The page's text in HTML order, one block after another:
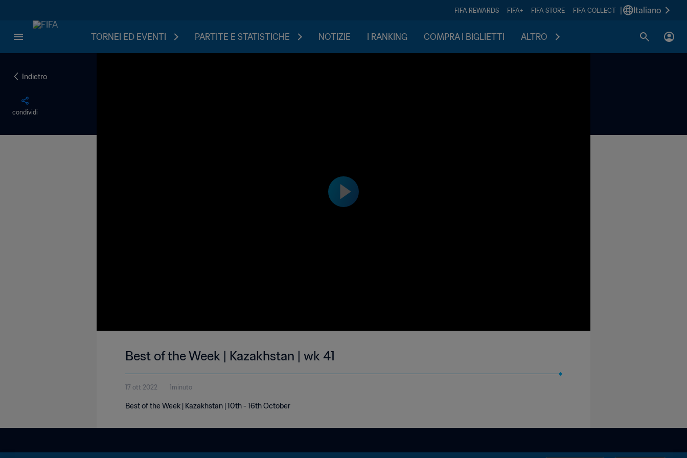
FIFA REWARDS FIFA+ FIFA STORE FIFA COLLECT Italiano
TORNEI ED EVENTI PARTITE E STATISTICHE NOTIZIE I RANKING COMPRA I BIGLIETTI ALTRO
Indietro
condividi
Best of the Week | Kazakhstan | wk 41
17 ott 2022 1minuto
Best of the Week | Kazakhstan | 10th - 16th October